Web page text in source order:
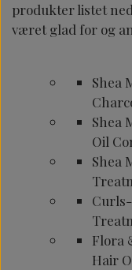
produkter listet
været glad for og
Shea
Shea
Oil
Shea
Flora
Hair